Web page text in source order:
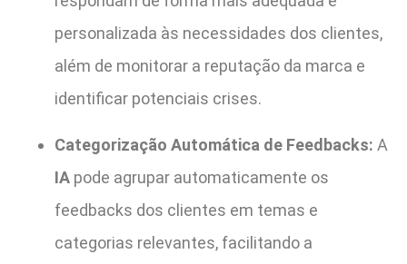
personalizada às necessidades dos clientes,
além de monitorar a reputação da marca e
identificar potenciais crises.
Categorização Automática de Feedbacks: A
IA pode agrupar automaticamente os
feedbacks dos clientes em temas e
categorias relevantes, facilitando a